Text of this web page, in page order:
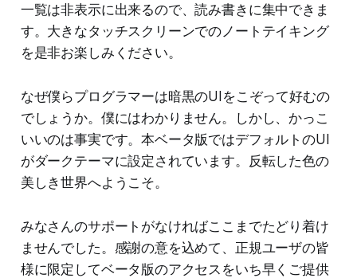
一覧は非表示に出来るので、読み書きに集中できま
す。大きなタッチスクリーンでのノートテイキング
を是非お楽しみください。
なぜ僕らプログラマーは暗黒のUIをこぞって好むの
でしょうか。僕にはわかりません。しかし、かっこ
いいのは事実です。本ベータ版ではデフォルトのUI
がダークテーマに設定されています。反転した色の
美しき世界へようこそ。
みなさんのサポートがなければここまでたどり着け
ませんでした。感謝の意を込めて、正規ユーザの皆
様に限定してベータ版のアクセスをいち早くご提供